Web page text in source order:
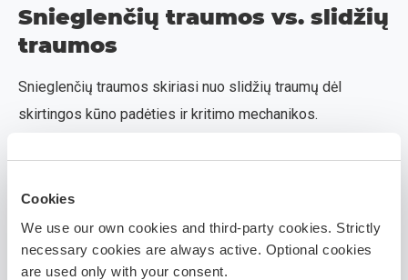
Cookies
We use our own cookies and third-party cookies. Strictly
necessary cookies are always active. Optional cookies
are used only with your consent.
Snieglenčių traumos vs. slidžių
traumos
Snieglenčių traumos skiriasi nuo slidžių traumų dėl
skirtingos kūno padėties ir kritimo mechanikos.
traumos ir nykščio raiščių pažeidimai būna dažnesni.
Slidinėjimo metu kojos juda atskirai, o apkaustai gali
neatsisegti laiku. Dėl to kelio sąnario pažeidimai yra viena